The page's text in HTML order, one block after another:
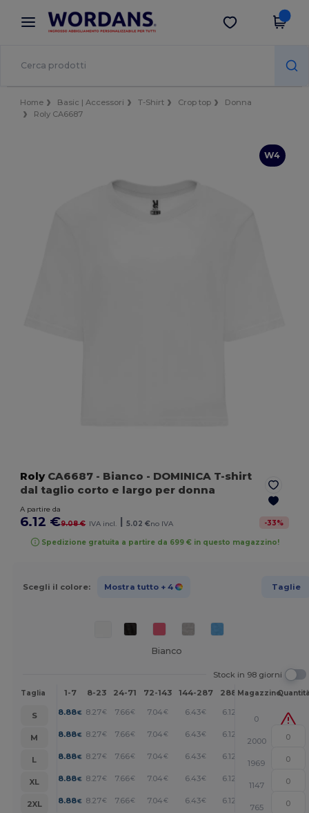
× App Wordans
Prezzi migliori sull'app!
Scarica app
Home Basic | Accessori T-Shirt Crop top
Donna
Roly CA6687
W4
RolyCA6687 - Bianco - DOMINICA T-shirt
dal taglio corto e largo per donna
A partire da
6.12 €9.08 € IVA incl. | 5.02 €no IVA -33%
Spedizione gratuita a partire da 699 € in questo magazzino!
Scegli il colore: Mostra tutto + 4 Taglie
Bianco
Stock in 98 giorni
Taglia 1-7 8-23 24-71 72-143 144-287 288 + Altri
Magazzino
S 8.88€ 8.27€ 7.66€ 7.04€ 6.43€ 6.12 +
0
M
8.88€ 8.27€ 7.66€ 7.04€ 6.43€ 6.12 +
2000
L
8.88€ 8.27€ 7.66€ 7.04€ 6.43€ 6.12 +
1969
XL
8.88€ 8.27€ 7.66€ 7.04€ 6.43€ 6.12 +
1147
2XL
8.88€ 8.27€ 7.66€ 7.04€ 6.43€ 6.12 +
765